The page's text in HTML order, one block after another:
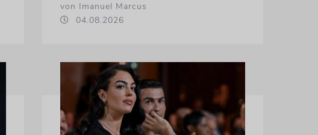
von Imanuel Marcus
04.08.2026